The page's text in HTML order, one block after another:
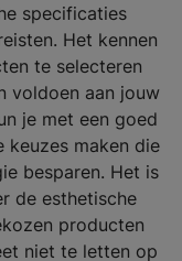
specificaties
Het kennen
te selecteren
voldoen aan jouw
je met een goed
maken die
besparen. Het is
de esthetische
producten
niet te letten op